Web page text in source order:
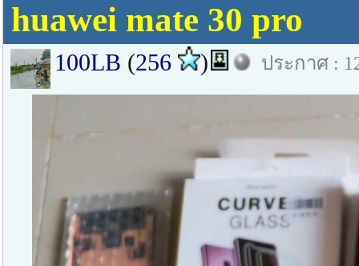
huawei mate 30 pro
100LB (256 ) ประกาศ :